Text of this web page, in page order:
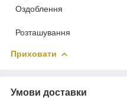
Оздоблення
Розташування
Приховати
Умови доставки